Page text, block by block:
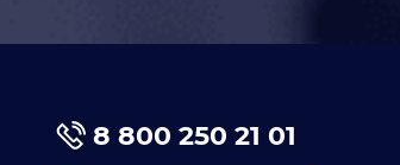
8 800 250 21 01